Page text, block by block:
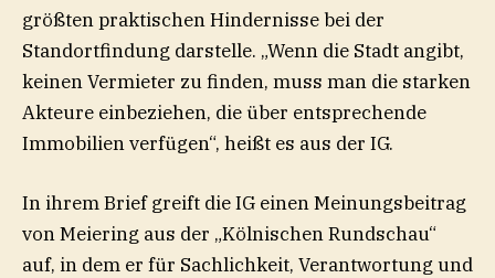
größten praktischen Hindernisse bei der
Standortfindung darstelle. „Wenn die Stadt angibt,
keinen Vermieter zu finden, muss man die starken
Akteure einbeziehen, die über entsprechende
Immobilien verfügen“, heißt es aus der IG.
In ihrem Brief greift die IG einen Meinungsbeitrag
von Meiering aus der „Kölnischen Rundschau“
auf, in dem er für Sachlichkeit, Verantwortung und